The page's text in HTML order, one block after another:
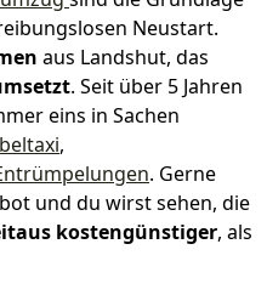
Neustart.
aus Landshut, das
. Seit über 5 Jahren
eins in Sachen
,
. Gerne
und du wirst sehen, die
kostengünstiger, als